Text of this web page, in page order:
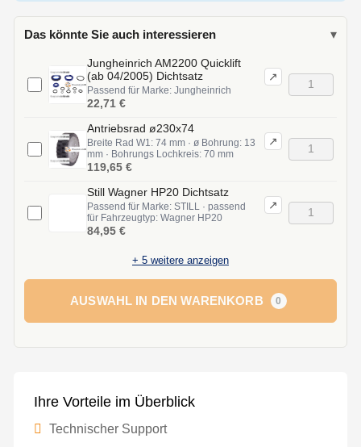
Das könnte Sie auch interessieren ▾
Jungheinrich AM2200 Quicklift
(ab 04/2005) Dichtsatz
Passend für Marke: Jungheinrich
↗
22,71 €
Antriebsrad ø230x74
Breite Rad W1: 74 mm · ø Bohrung: 13
mm · Bohrungs Lochkreis: 70 mm
↗
119,65 €
Still Wagner HP20 Dichtsatz
Passend für Marke: STILL · passend
für Fahrzeugtyp: Wagner HP20
↗
84,95 €
+ 5 weitere anzeigen
AUSWAHL IN DEN WARENKORB 0
Ihre Vorteile im Überblick
Technischer Support